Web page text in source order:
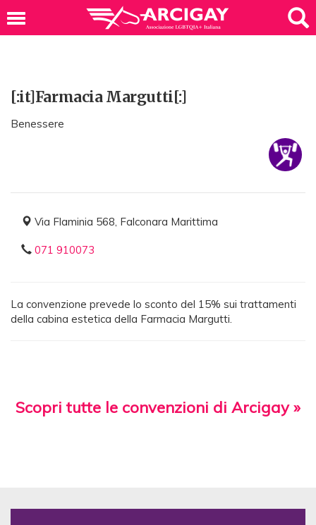
[:it]Farmacia Margutti[:]
Benessere
Via Flaminia 568, Falconara Marittima
071 910073
La convenzione prevede lo sconto del 15% sui trattamenti
della cabina estetica della Farmacia Margutti.
Scopri tutte le convenzioni di Arcigay »